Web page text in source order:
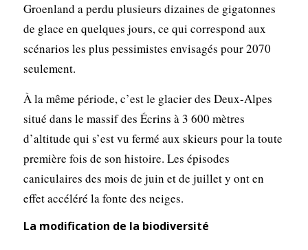
Groenland a perdu plusieurs dizaines de gigatonnes
de glace en quelques jours, ce qui correspond aux
scénarios les plus pessimistes envisagés pour 2070
seulement.
À la même période, c’est le glacier des Deux-Alpes
situé dans le massif des Écrins à 3 600 mètres
d’altitude qui s’est vu fermé aux skieurs pour la toute
première fois de son histoire. Les épisodes
caniculaires des mois de juin et de juillet y ont en
effet accéléré la fonte des neiges.
La modification de la biodiversité